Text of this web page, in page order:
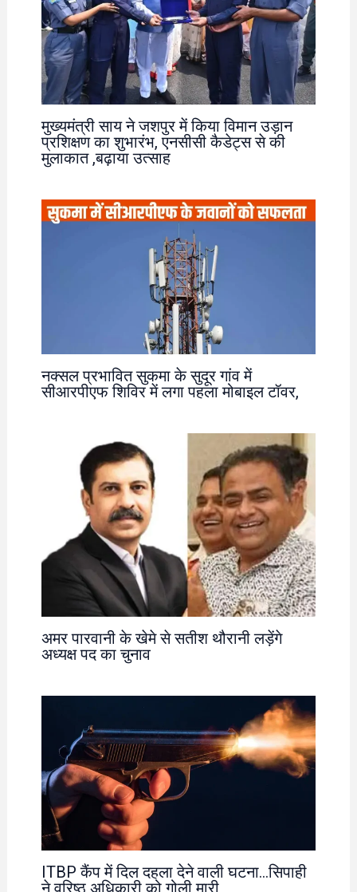
मुख्यमंत्री साय ने जशपुर में किया विमान उड़ान
प्रशिक्षण का शुभारंभ, एनसीसी कैडेट्स से की
मुलाकात ,बढ़ाया उत्साह
नक्सल प्रभावित सुकमा के सुदूर गांव में
सीआरपीएफ शिविर में लगा पहला मोबाइल टॉवर,
अमर पारवानी के खेमे से सतीश थौरानी लड़ेंगे
अध्यक्ष पद का चुनाव
ITBP कैंप में दिल दहला देने वाली घटना…सिपाही
ने वरिष्ठ अधिकारी को गोली मारी